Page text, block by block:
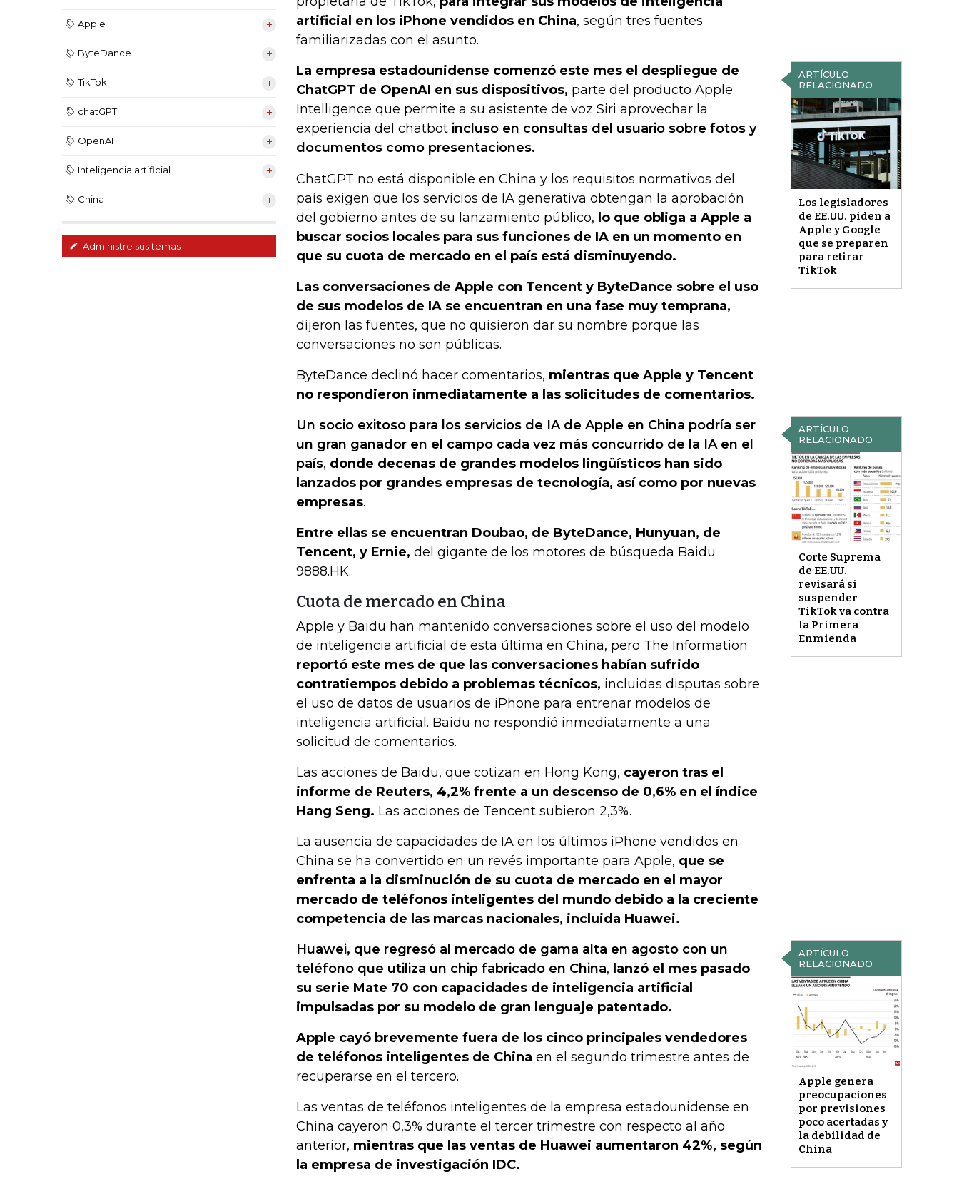
Apple
ByteDance
TikTok
chatGPT
OpenAI
Inteligencia artificial
China
Administre sus temas
artificial en los iPhone vendidos en China, según tres fuentes
familiarizadas con el asunto.
ARTÍCULO
RELACIONADO
Los legisladores
de EE.UU. piden a
Apple y Google
que se preparen
para retirar
TikTok
La empresa estadounidense comenzó este mes el despliegue de
ChatGPT de OpenAI en sus dispositivos, parte del producto Apple
Intelligence que permite a su asistente de voz Siri aprovechar la
experiencia del chatbot incluso en consultas del usuario sobre fotos y
documentos como presentaciones.
ChatGPT no está disponible en China y los requisitos normativos del
país exigen que los servicios de IA generativa obtengan la aprobación
del gobierno antes de su lanzamiento público, lo que obliga a Apple a
buscar socios locales para sus funciones de IA en un momento en
que su cuota de mercado en el país está disminuyendo.
Las conversaciones de Apple con Tencent y ByteDance sobre el uso
de sus modelos de IA se encuentran en una fase muy temprana,
dijeron las fuentes, que no quisieron dar su nombre porque las
conversaciones no son públicas.
ByteDance declinó hacer comentarios, mientras que Apple y Tencent
no respondieron inmediatamente a las solicitudes de comentarios.
ARTÍCULO
RELACIONADO
Corte Suprema
de EE.UU.
revisará si
suspender
TikTok va contra
la Primera
Enmienda
Un socio exitoso para los servicios de IA de Apple en China podría ser
un gran ganador en el campo cada vez más concurrido de la IA en el
país, donde decenas de grandes modelos lingüísticos han sido
lanzados por grandes empresas de tecnología, así como por nuevas
empresas.
Entre ellas se encuentran Doubao, de ByteDance, Hunyuan, de
Tencent, y Ernie, del gigante de los motores de búsqueda Baidu
9888.HK.
Cuota de mercado en China
Apple y Baidu han mantenido conversaciones sobre el uso del modelo
de inteligencia artificial de esta última en China, pero The Information
reportó este mes de que las conversaciones habían sufrido
contratiempos debido a problemas técnicos, incluidas disputas sobre
el uso de datos de usuarios de iPhone para entrenar modelos de
inteligencia artificial. Baidu no respondió inmediatamente a una
solicitud de comentarios.
Las acciones de Baidu, que cotizan en Hong Kong, cayeron tras el
informe de Reuters, 4,2% frente a un descenso de 0,6% en el índice
Hang Seng. Las acciones de Tencent subieron 2,3%.
La ausencia de capacidades de IA en los últimos iPhone vendidos en
China se ha convertido en un revés importante para Apple, que se
enfrenta a la disminución de su cuota de mercado en el mayor
mercado de teléfonos inteligentes del mundo debido a la creciente
competencia de las marcas nacionales, incluida Huawei.
ARTÍCULO
RELACIONADO
Apple genera
preocupaciones
por previsiones
poco acertadas y
la debilidad de
China
Huawei, que regresó al mercado de gama alta en agosto con un
teléfono que utiliza un chip fabricado en China, lanzó el mes pasado
su serie Mate 70 con capacidades de inteligencia artificial
impulsadas por su modelo de gran lenguaje patentado.
Apple cayó brevemente fuera de los cinco principales vendedores
de teléfonos inteligentes de China en el segundo trimestre antes de
recuperarse en el tercero.
Las ventas de teléfonos inteligentes de la empresa estadounidense en
China cayeron 0,3% durante el tercer trimestre con respecto al año
anterior, mientras que las ventas de Huawei aumentaron 42%, según
la empresa de investigación IDC.